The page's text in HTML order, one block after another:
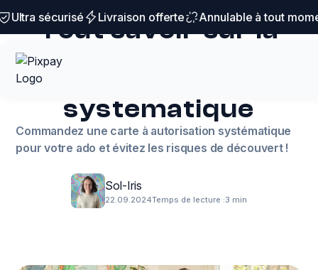
sécurisé Livraison offerte Annulable à tout moment
Tout savoir sur la
carte bancaire à
systematique
Commandez une carte à autorisation systématique
pour votre ado et évitez les risques de découvert !
Sol-Iris
22.09.2024Temps de lecture :3 min